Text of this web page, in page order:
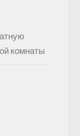
комнаты